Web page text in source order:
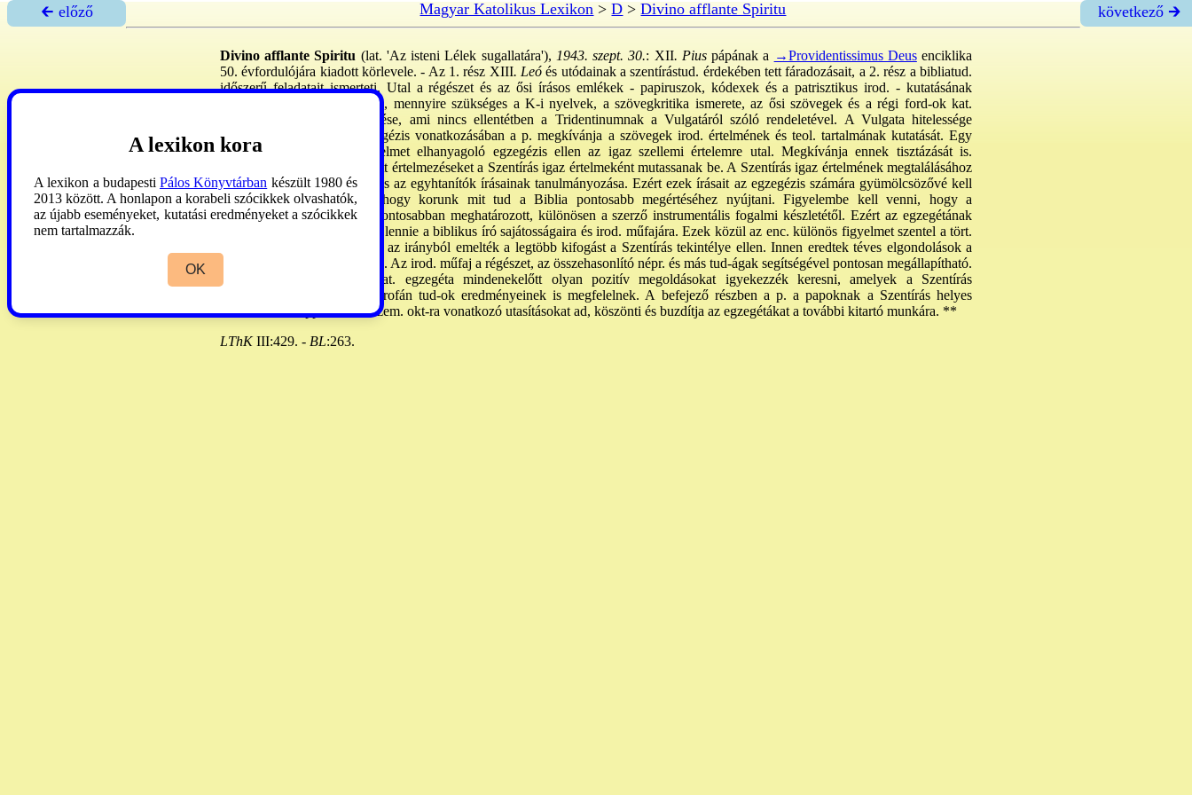
🡰 előző Magyar Katolikus Lexikon >D >Divino afflante Spiritu következő 🡲
Divino afflante Spiritu (lat. 'Az isteni Lélek sugallatára'), 1943. szept. 30.: XII. Piuspápának a →Providentissimus Deusenciklika
50. évfordulójára kiadott körlevele. - Az 1. rész XIII. Leó és utódainak a szentírástud. érdekében tett fáradozásait, a 2. rész a bibliatud.
időszerű feladatait ismerteti. Utal a régészet és az ősi írásos emlékek - papiruszok, kódexek és a patrisztikus irod. - kutatásának
eredményeire. Hangsúlyozza, mennyire szükséges a K-i nyelvek, a szövegkritika ismerete, az ősi szövegek és a régi ford-ok kat.
kritikai kiadásainak elkészítése, ami nincs ellentétben a Tridentinumnak a Vulgatáról szóló rendeletével. A Vulgata hitelessége
joghatósági kérdés. Az egzegézis vonatkozásában a p. megkívánja a szövegek irod. értelmének és teol. tartalmának kutatását. Egy
újabb spiritualista, irod. értelmet elhanyagoló egzegézis ellen az igaz szellemi értelemre utal. Megkívánja ennek tisztázását is.
Óvatosságra int, nehogy átvitt értelmezéseket a Szentírás igaz értelmeként mutassanak be. A Szentírás igaz értelmének megtalálásához
a leghasznosabb a sztatyák és az egyhtanítók írásainak tanulmányozása. Ezért ezek írásait az egzegézis számára gyümölcsözővé kell
tenni. Rámutat a p. arra, hogy korunk mit tud a Biblia pontosabb megértéséhez nyújtani. Figyelembe kell venni, hogy a
sugalmazottság természete pontosabban meghatározott, különösen a szerző instrumentális fogalmi készletétől. Ezért az egzegétának
mindenekelőtt tekintettel kell lennie a biblikus író sajátosságaira és irod. műfajára. Ezek közül az enc. különös figyelmet szentel a tört.
bibliai irod-nak. Főleg ebből az irányból emelték a legtöbb kifogást a Szentírás tekintélye ellen. Innen eredtek téves elgondolások a
sugalmazottság kérdésében is. Az irod. műfaj a régészet, az összehasonlító népr. és más tud-ágak segítségével pontosan megállapítható.
A nehéz kérdésekben a kat. egzegéta mindenekelőtt olyan pozitív megoldásokat igyekezzék keresni, amelyek a Szentírás
tévedhetetlenségének és a profán tud-ok eredményeinek is megfelelnek. A befejező részben a p. a papoknak a Szentírás helyes
használatára, a pp-öknek a szem. okt-ra vonatkozó utasításokat ad, köszönti és buzdítja az egzegétákat a további kitartó munkára. **
LThKIII:429. - BL:263.
A lexikon kora
A lexikon a budapesti Pálos Könyvtárban készült 1980 és
2013 között. A honlapon a korabeli szócikkek olvashatók,
az újabb eseményeket, kutatási eredményeket a szócikkek
nem tartalmazzák.
OK